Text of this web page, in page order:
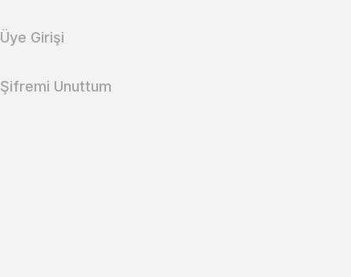
Üye Girişi
Şifremi Unuttum